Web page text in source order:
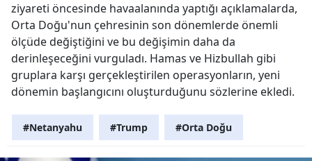
ziyareti öncesinde havaalanında yaptığı açıklamalarda,
Orta Doğu'nun çehresinin son dönemlerde önemli
ölçüde değiştiğini ve bu değişimin daha da
derinleşeceğini vurguladı. Hamas ve Hizbullah gibi
gruplara karşı gerçekleştirilen operasyonların, yeni
dönemin başlangıcını oluşturduğunu sözlerine ekledi.
#Netanyahu #Trump #Orta Doğu